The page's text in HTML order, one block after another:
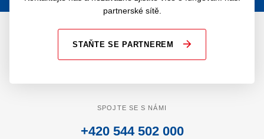
partnerské sítě.
STAŇTE SE PARTNEREM
SPOJTE SE S NÁMI
+420 544 502 000